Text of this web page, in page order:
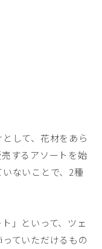
して、花材をあら
するアソートを始
ないことで、2種
」といって、ツェ
ていただけるもの